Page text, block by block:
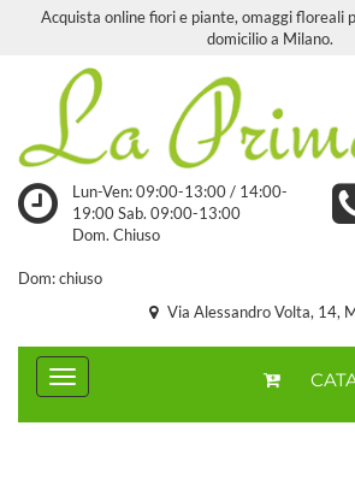
Acquista online fiori e piante, omaggi floreali
domicilio a Milano.
Lun-Ven: 09:00-13:00 / 14:00-
19:00 Sab. 09:00-13:00
Dom. Chiuso
Dom: chiuso
Via Alessandro Volta, 14,